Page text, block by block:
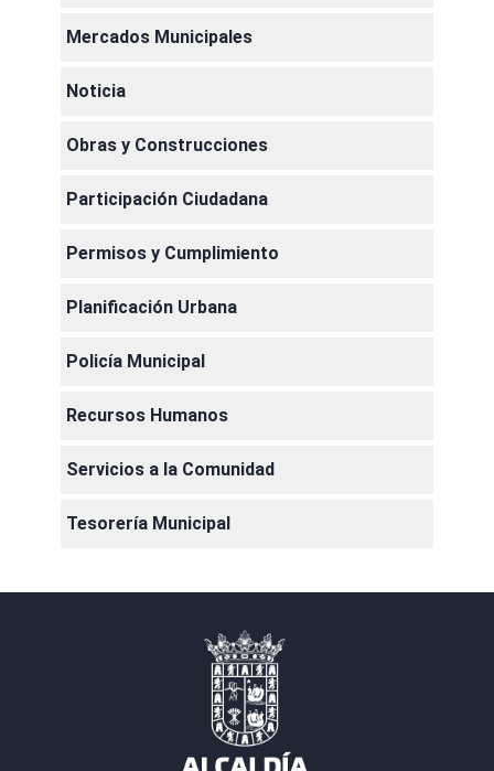
Mercados Municipales
Noticia
Obras y Construcciones
Participación Ciudadana
Permisos y Cumplimiento
Planificación Urbana
Policía Municipal
Recursos Humanos
Servicios a la Comunidad
Tesorería Municipal